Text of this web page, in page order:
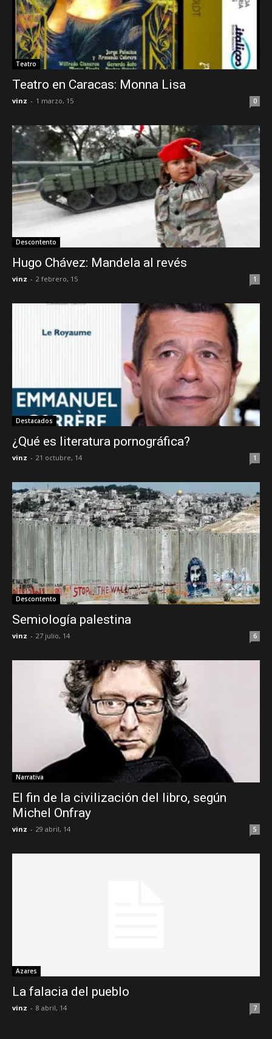
Teatro
Teatro en Caracas: Monna Lisa
vinz - 1 marzo, 15 0
Descontento
Hugo Chávez: Mandela al revés
vinz - 2 febrero, 15 1
Destacados
¿Qué es literatura pornográfica?
vinz - 21 octubre, 14 1
Descontento
Semiología palestina
vinz - 27 julio, 14 6
Narrativa
El fin de la civilización del libro, según
Michel Onfray
vinz - 29 abril, 14 5
Azares
La falacia del pueblo
vinz - 8 abril, 14 7